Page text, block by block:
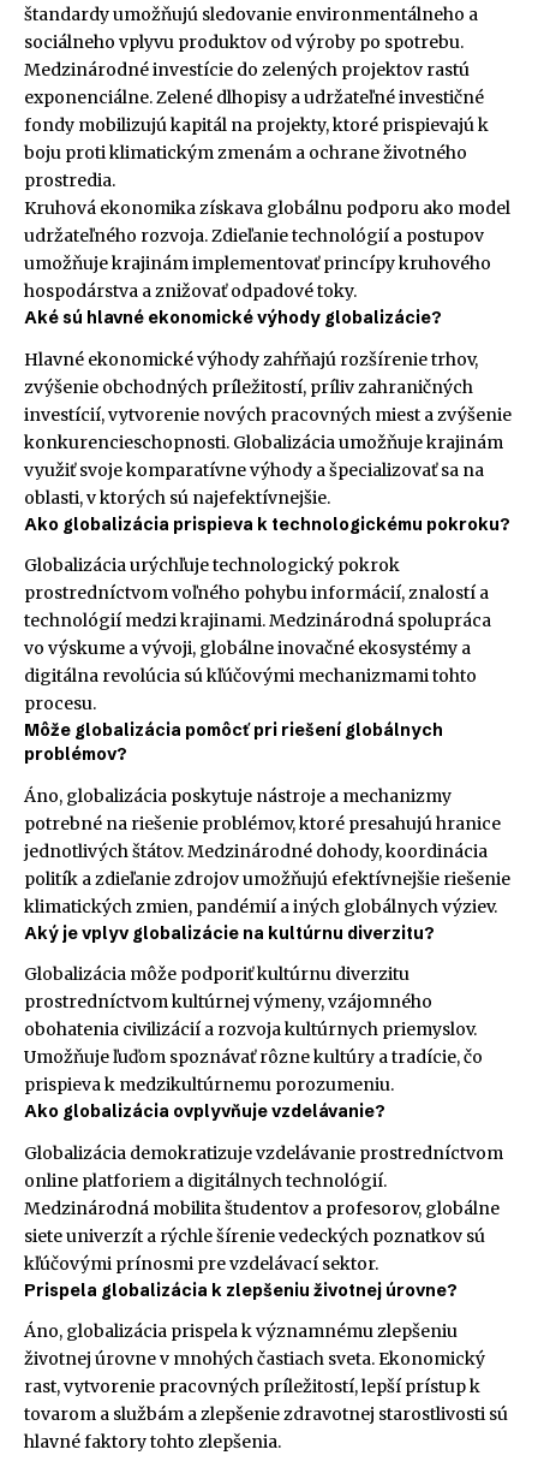
štandardy umožňujú sledovanie environmentálneho a
sociálneho vplyvu produktov od výroby po spotrebu.
Medzinárodné investície do zelených projektov rastú
exponenciálne. Zelené dlhopisy a udržateľné investičné
fondy mobilizujú kapitál na projekty, ktoré prispievajú k
boju proti klimatickým zmenám a ochrane životného
prostredia.
Kruhová ekonomika získava globálnu podporu ako model
udržateľného rozvoja. Zdieľanie technológií a postupov
umožňuje krajinám implementovať princípy kruhového
hospodárstva a znižovať odpadové toky.
Aké sú hlavné ekonomické výhody globalizácie?
Hlavné ekonomické výhody zahŕňajú rozšírenie trhov,
zvýšenie obchodných príležitostí, príliv zahraničných
investícií, vytvorenie nových pracovných miest a zvýšenie
konkurencieschopnosti. Globalizácia umožňuje krajinám
využiť svoje komparatívne výhody a špecializovať sa na
oblasti, v ktorých sú najefektívnejšie.
Ako globalizácia prispieva k technologickému pokroku?
Globalizácia urýchľuje technologický pokrok
prostredníctvom voľného pohybu informácií, znalostí a
technológií medzi krajinami. Medzinárodná spolupráca
vo výskume a vývoji, globálne inovačné ekosystémy a
digitálna revolúcia sú kľúčovými mechanizmami tohto
procesu.
Môže globalizácia pomôcť pri riešení globálnych
problémov?
Áno, globalizácia poskytuje nástroje a mechanizmy
potrebné na riešenie problémov, ktoré presahujú hranice
jednotlivých štátov. Medzinárodné dohody, koordinácia
politík a zdieľanie zdrojov umožňujú efektívnejšie riešenie
klimatických zmien, pandémií a iných globálnych výziev.
Aký je vplyv globalizácie na kultúrnu diverzitu?
Globalizácia môže podporiť kultúrnu diverzitu
prostredníctvom kultúrnej výmeny, vzájomného
obohatenia civilizácií a rozvoja kultúrnych priemyslov.
Umožňuje ľuďom spoznávať rôzne kultúry a tradície, čo
prispieva k medzikultúrnemu porozumeniu.
Ako globalizácia ovplyvňuje vzdelávanie?
Globalizácia demokratizuje vzdelávanie prostredníctvom
online platforiem a digitálnych technológií.
Medzinárodná mobilita študentov a profesorov, globálne
siete univerzít a rýchle šírenie vedeckých poznatkov sú
kľúčovými prínosmi pre vzdelávací sektor.
Prispela globalizácia k zlepšeniu životnej úrovne?
Áno, globalizácia prispela k významnému zlepšeniu
životnej úrovne v mnohých častiach sveta. Ekonomický
rast, vytvorenie pracovných príležitostí, lepší prístup k
tovarom a službám a zlepšenie zdravotnej starostlivosti sú
hlavné faktory tohto zlepšenia.